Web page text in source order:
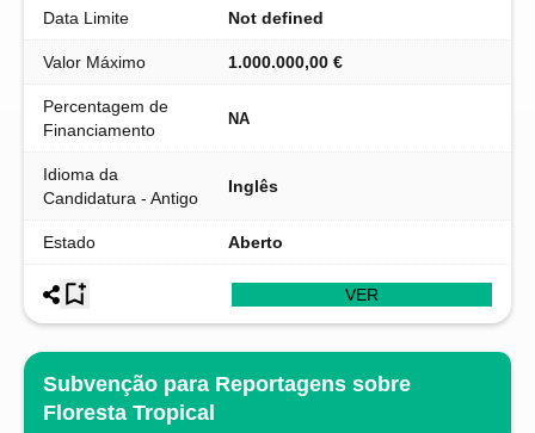
Data Limite Not defined
Valor Máximo 1.000.000,00 €
Percentagem de
Financiamento
NA
Idioma da
Candidatura - Antigo
Inglês
Estado Aberto
VER
Subvenção para Reportagens sobre
Floresta Tropical